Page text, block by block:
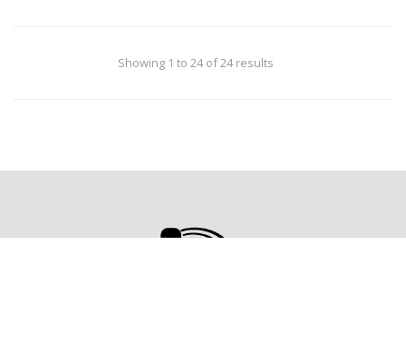
Showing 1 to 24 of 24 results